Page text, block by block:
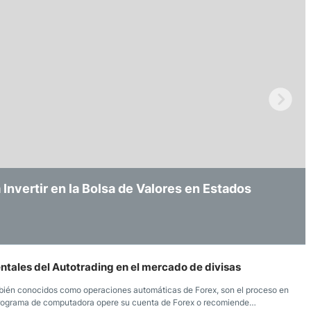
en la Bolsa de Valores en Estados
¿Qué Es y cómo Funciona?
¿En qué Consiste y por qué es
del Autotrading en el mercado de divisas
conocidos como operaciones automáticas de Forex, son el proceso en
de computadora opere su cuenta de Forex o recomiende